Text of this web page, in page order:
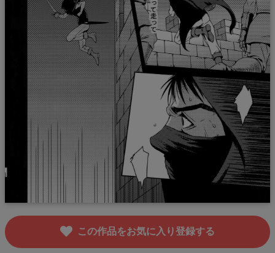
この作品をお気に入り登録する